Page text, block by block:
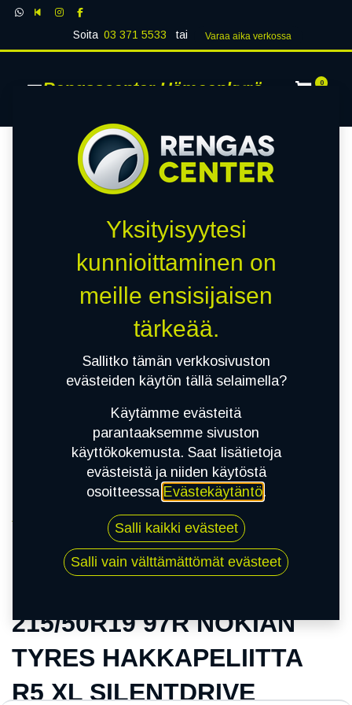
Soita 03 371 5533 tai Varaa aika verk​​​​ossa
Rengascenter Hämeenkyrö 0
215/50R19 97R NOKIAN TYRES
HAKKAPELIITTA R5 XL SILENTDRIVE
215/50R19 97R NOKIAN
TYRES HAKKAPELIITTA
R5 XL SILENTDRIVE
Yksityisyytesi
kunnioittaminen on
meille ensisijaisen
tärkeää.
Sallitko tämän verkkosivuston
evästeiden käytön tällä selaimella?
Käytämme evästeitä
parantaaksemme sivuston
käyttökokemusta. Saat lisätietoja
evästeistä ja niiden käytöstä
osoitteessa Evästekäytäntö.
Salli kaikki evästeet
Salli vain välttämättömät evästeet